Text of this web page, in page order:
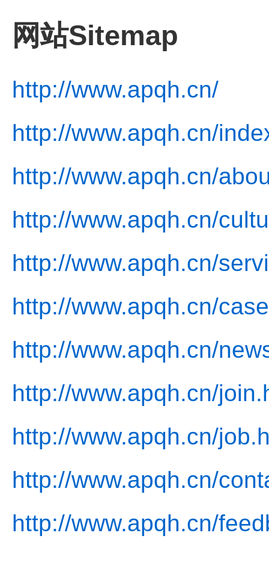
网站Sitemap
http://www.apqh.cn/
http://www.apqh.cn/
http://www.apqh.cn/
http://www.apqh.cn/
http://www.apqh.cn/
http://www.apqh.cn/
http://www.apqh.cn/
http://www.apqh.cn/
http://www.apqh.cn/
http://www.apqh.cn/
http://www.apqh.cn/